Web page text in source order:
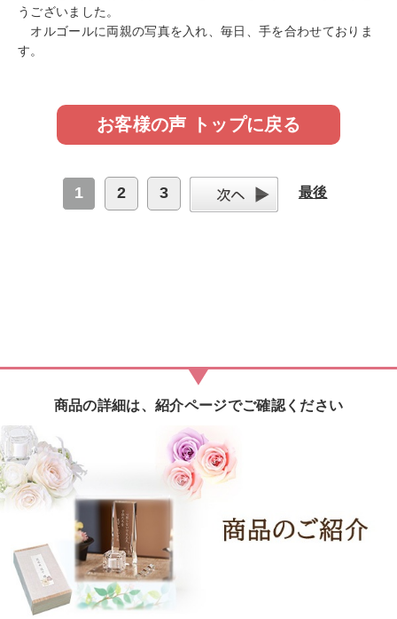
うございました。
オルゴールに両親の写真を入れ、毎日、手を合わせておりま
す。
お客様の声 トップに戻る
1 2 3 最後
商品の詳細は、紹介ページでご確認ください